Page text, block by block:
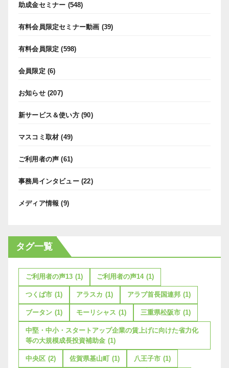
助成金セミナー (548)
有料会員限定セミナー動画 (39)
有料会員限定 (598)
会員限定 (6)
お知らせ(207)
新サービス＆使い方(90)
マスコミ取材 (49)
ご利用者の声 (61)
事務局インタビュー(22)
メディア情報 (9)
タグ一覧
ご利用者の声13 (1) ご利用者の声14 (1)
つくば市 (1) アラスカ (1) アラブ首長国連邦 (1)
ブータン (1) モーリシャス (1) 三重県松阪市 (1)
中堅・中小・スタートアップ企業の賃上げに向けた省力化
等の大規模成長投資補助金 (1)
中央区 (2) 佐賀県基山町 (1) 八王子市 (1)